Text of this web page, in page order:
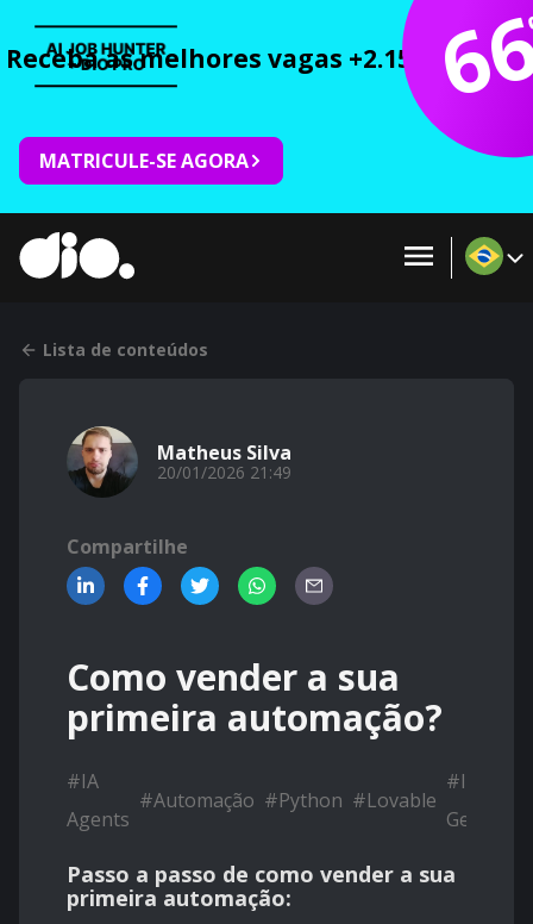
Receba as melhores vagas +2.150 cursos
MATRICULE-SE AGORA
Lista de conteúdos
Matheus Silva
20/01/2026 21:49
Compartilhe
Como vender a sua
primeira automação?
#IA
Agents
#Automação #Python #Lovable
#IA
Passo a passo de como vender a sua
primeira automação: